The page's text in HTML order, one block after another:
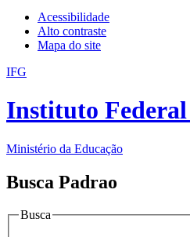
Acessibilidade
Alto contraste
Mapa do site
IFG
Instituto Federal
Ministério da Educação
Busca Padrao
Busca